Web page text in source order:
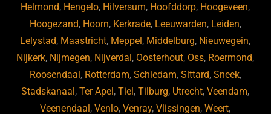
Helmond, Hengelo, Hilversum, Hoofddorp, Hoogeveen,
Hoogezand, Hoorn, Kerkrade, Leeuwarden, Leiden,
Lelystad, Maastricht, Meppel, Middelburg, Nieuwegein,
Nijkerk, Nijmegen, Nijverdal, Oosterhout, Oss, Roermond,
Roosendaal, Rotterdam, Schiedam, Sittard, Sneek,
Stadskanaal,Ter Apel,Tiel,Tilburg, Utrecht,Veendam,
Veenendaal,Venlo,Venray,Vlissingen,Weert,